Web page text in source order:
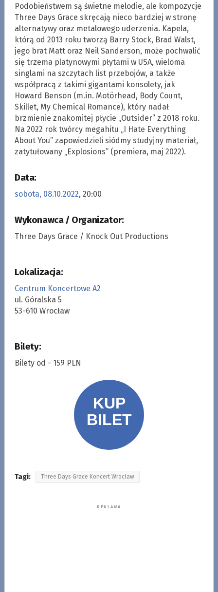
Podobieństwem są świetne melodie, ale kompozycje
Three Days Grace skręcają nieco bardziej w stronę
alternatywy oraz metalowego uderzenia. Kapela,
którą od 2013 roku tworzą Barry Stock, Brad Walst,
jego brat Matt oraz Neil Sanderson, może pochwalić
się trzema platynowymi płytami w USA, wieloma
singlami na szczytach list przebojów, a także
współpracą z takimi gigantami konsolety, jak
Howard Benson (m.in. Motörhead, Body Count,
Skillet, My Chemical Romance), który nadał
brzmienie znakomitej płycie „Outsider” z 2018 roku.
Na 2022 rok twórcy megahitu „I Hate Everything
About You” zapowiedzieli siódmy studyjny materiał,
zatytułowany „Explosions” (premiera, maj 2022).
Data:
sobota, 08.10.2022, 20:00
Wykonawca / Organizator:
Three Days Grace / Knock Out Productions
Lokalizacja:
Centrum Koncertowe A2
ul. Góralska 5
53-610 Wrocław
Bilety:
Bilety od - 159 PLN
Tagi: Three Days Grace Koncert Wrocław